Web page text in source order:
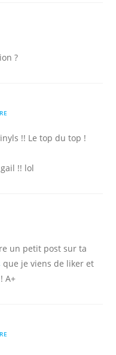
?
!! Le top du top !
!! lol
un petit post sur ta
que je viens de liker et
A+